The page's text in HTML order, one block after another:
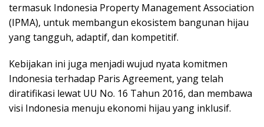
termasuk Indonesia Property Management Association
(IPMA), untuk membangun ekosistem bangunan hijau
yang tangguh, adaptif, dan kompetitif.
Kebijakan ini juga menjadi wujud nyata komitmen
Indonesia terhadap Paris Agreement, yang telah
diratifikasi lewat UU No. 16 Tahun 2016, dan membawa
visi Indonesia menuju ekonomi hijau yang inklusif.